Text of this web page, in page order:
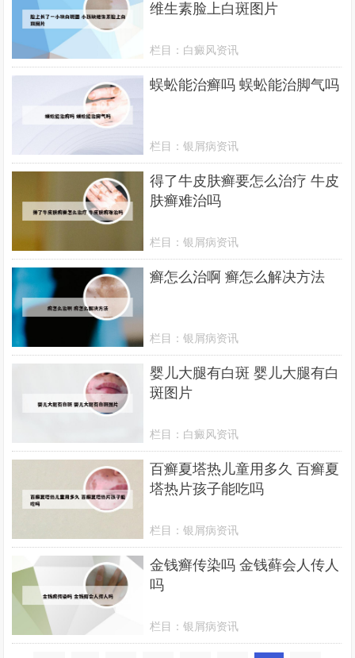
维生素脸上白斑图片
栏目： 白癜风资讯
蜈蚣能治癣吗 蜈蚣能治脚气吗
栏目：银屑病资讯
得了牛皮肤癣要怎么治疗 牛皮
肤癣难治吗
栏目：银屑病资讯
癣怎么治啊 癣怎么解决方法
栏目：银屑病资讯
婴儿大腿有白斑 婴儿大腿有白
斑图片
栏目： 白癜风资讯
百癣夏塔热儿童用多久 百癣夏
塔热片孩子能吃吗
栏目：银屑病资讯
金钱癣传染吗 金钱藓会人传人
吗
栏目：银屑病资讯